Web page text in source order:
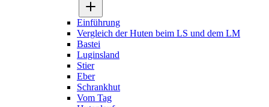
Einführung
Vergleich der Huten beim LS und dem LM
Bastei
Luginsland
Stier
Eber
Schrankhut
Vom Tag